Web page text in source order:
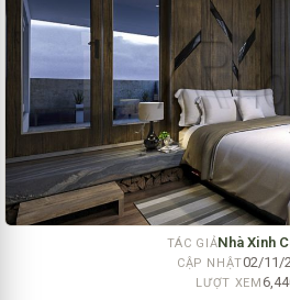
TÁC GIẢNhà Xinh
CẬP NHẬT02/11/
LƯỢT XEM